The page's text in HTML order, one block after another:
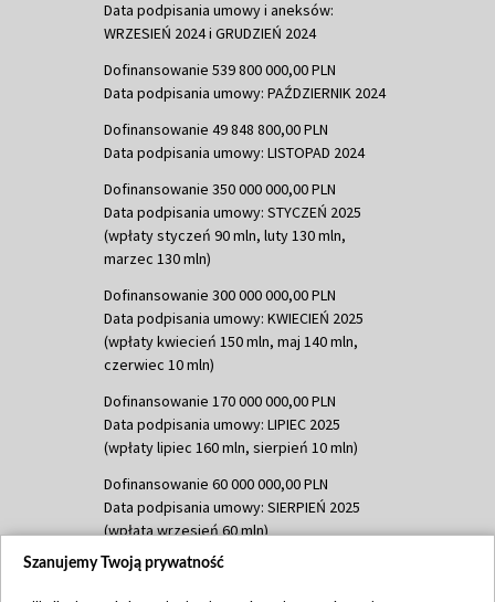
Data podpisania umowy i aneksów:
WRZESIEŃ 2024 i GRUDZIEŃ 2024
Dofinansowanie 539 800 000,00 PLN
Data podpisania umowy: PAŹDZIERNIK 2024
Dofinansowanie 49 848 800,00 PLN
Data podpisania umowy: LISTOPAD 2024
Dofinansowanie 350 000 000,00 PLN
Data podpisania umowy: STYCZEŃ 2025
(wpłaty styczeń 90 mln, luty 130 mln,
marzec 130 mln)
Dofinansowanie 300 000 000,00 PLN
Data podpisania umowy: KWIECIEŃ 2025
(wpłaty kwiecień 150 mln, maj 140 mln,
czerwiec 10 mln)
Dofinansowanie 170 000 000,00 PLN
Data podpisania umowy: LIPIEC 2025
(wpłaty lipiec 160 mln, sierpień 10 mln)
Dofinansowanie 60 000 000,00 PLN
Data podpisania umowy: SIERPIEŃ 2025
(wpłata wrzesień 60 mln)
Dofinansowanie 635 783 051,21 PLN
Szanujemy Twoją prywatność